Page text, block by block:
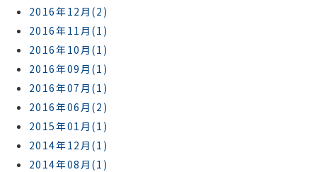
2016年12月(2)
2016年11月(1)
2016年10月(1)
2016年09月(1)
2016年07月(1)
2016年06月(2)
2015年01月(1)
2014年12月(1)
2014年08月(1)